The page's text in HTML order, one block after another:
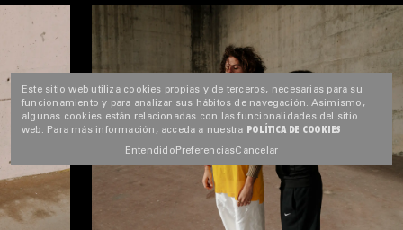
Este sitio web utiliza cookies propias y de terceros, necesarias para su
funcionamiento y para analizar sus hábitos de navegación. Asimismo,
algunas cookies están relacionadas con las funcionalidades del sitio
web. Para más información, acceda a nuestra POLÍTICA DE COOKIES
Entendido PreferenciasCancelar